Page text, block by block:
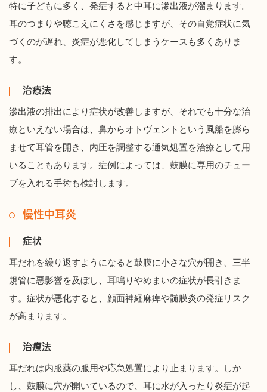
特に子どもに多く、発症すると中耳に滲出液が溜まります。
耳のつまりや聴こえにくさを感じますが、その自覚症状に気
づくのが遅れ、炎症が悪化してしまうケースも多くありま
す。
治療法
滲出液の排出により症状が改善しますが、それでも十分な治
療といえない場合は、鼻からオトヴェントという風船を膨ら
ませて耳管を開き、内圧を調整する通気処置を治療として用
いることもあります。症例によっては、鼓膜に専用のチュー
ブを入れる手術も検討します。
慢性中耳炎
症状
耳だれを繰り返すようになると鼓膜に小さな穴が開き、三半
規管に悪影響を及ぼし、耳鳴りやめまいの症状が長引きま
す。症状が悪化すると、顔面神経麻痺や髄膜炎の発症リスク
が高まります。
治療法
耳だれは内服薬の服用や応急処置により止まります。しか
し、鼓膜に穴が開いているので、耳に水が入ったり炎症が起